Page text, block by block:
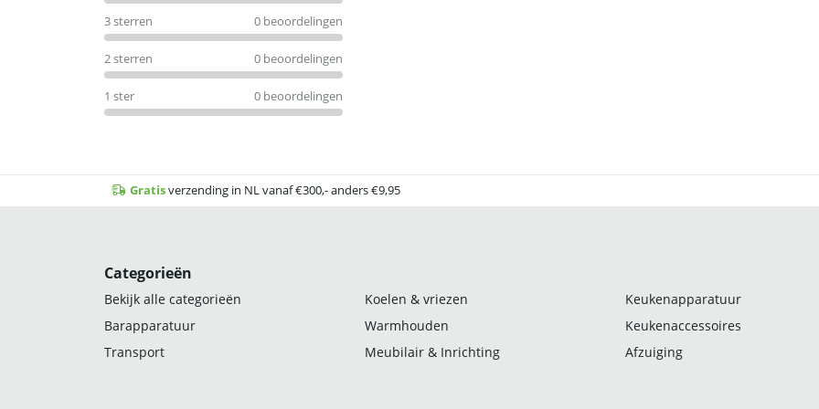
3 sterren 0 beoordelingen
2 sterren 0 beoordelingen
1 ster 0 beoordelingen
Gratisverzending in NL vanaf €300,- anders €9,95
Categorieën
Bekijk alle categorieën Koelen & vriezen Keukenapparatuur
Barapparatuur
Warmhouden Keukenaccessoires
Transport
Meubilair & Inrichting Afzuiging